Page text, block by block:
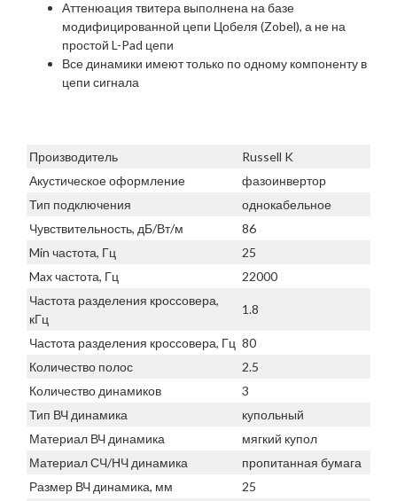
Аттенюация твитера выполнена на базе
модифицированной цепи Цобеля (Zobel), а не на
простой L-Pad цепи
Все динамики имеют только по одному компоненту в
цепи сигнала
Производитель
Russell K
Акустическое оформление
фазоинвертор
Тип подключения
однокабельное
Чувствительность, дБ/Вт/м
86
Min частота, Гц
25
Max частота, Гц
22000
Частота разделения кроссовера,
кГц
1.8
Частота разделения кроссовера, Гц 80
Количество полос
2.5
Количество динамиков
3
Тип ВЧ динамика
купольный
Материал ВЧ динамика
мягкий купол
Материал СЧ/НЧ динамика
пропитанная бумага
Размер ВЧ динамика, мм
25